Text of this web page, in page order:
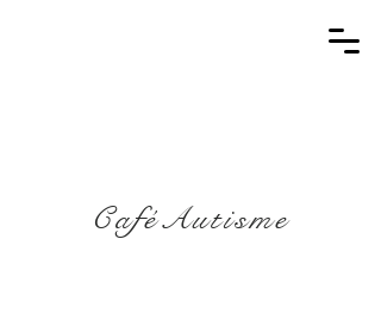
CaféAutisme